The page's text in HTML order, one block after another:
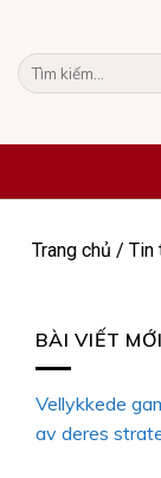
content
Tìm
kiếm:
Trang chủ / Tin
BÀI VIẾT MỚI
Vellykkede
av deres